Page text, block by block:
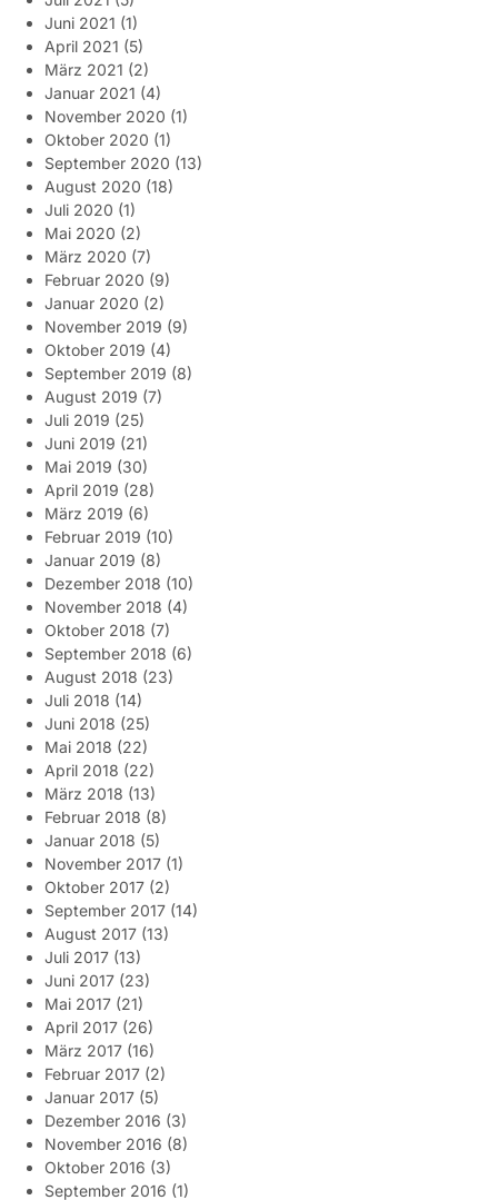
Juni 2021 (1)
April 2021 (5)
März 2021 (2)
Januar 2021 (4)
November 2020 (1)
Oktober 2020 (1)
September 2020 (13)
August 2020 (18)
Juli 2020 (1)
Mai 2020 (2)
März 2020 (7)
Februar 2020 (9)
Januar 2020 (2)
November 2019 (9)
Oktober 2019 (4)
September 2019 (8)
August 2019 (7)
Juli 2019 (25)
Juni 2019 (21)
Mai 2019 (30)
April 2019 (28)
März 2019 (6)
Februar 2019 (10)
Januar 2019 (8)
Dezember 2018 (10)
November 2018 (4)
Oktober 2018 (7)
September 2018 (6)
August 2018 (23)
Juli 2018 (14)
Juni 2018 (25)
Mai 2018 (22)
April 2018 (22)
März 2018 (13)
Februar 2018 (8)
Januar 2018 (5)
November 2017 (1)
Oktober 2017 (2)
September 2017 (14)
August 2017 (13)
Juli 2017 (13)
Juni 2017 (23)
Mai 2017 (21)
April 2017 (26)
März 2017 (16)
Februar 2017 (2)
Januar 2017 (5)
Dezember 2016 (3)
November 2016 (8)
Oktober 2016 (3)
September 2016 (1)